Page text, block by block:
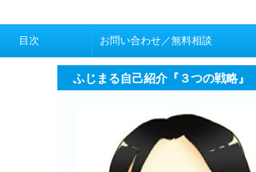
目次 お問い合わせ／無料相談
ふじまる自己紹介『３つの戦略』